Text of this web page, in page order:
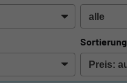
Sortierung